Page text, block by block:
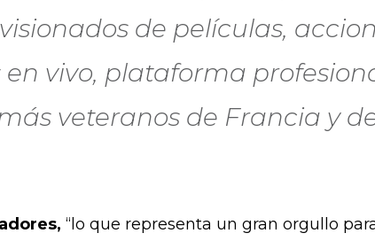
de películas,
vivo, plataforma
veteranos de Francia y
“lo que representa un gran orgullo